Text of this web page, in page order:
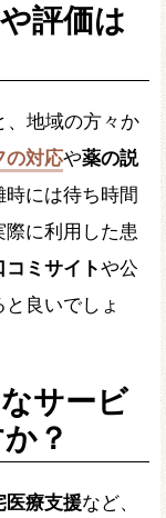
評価は
、地域の方々か
の対応や薬の説
には待ち時間
に利用した患
コミサイトや公
良いでしょ
サービ
？
医療支援など、